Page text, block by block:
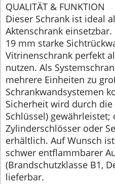
QUALITÄT & FUNKTION
Dieser Schrank ist ideal
Aktenschrank
19 mm starke
Vitrinenschrank perfekt
nutzen. Als
mehrere Einheiten zu
Schrankwandsystemen
Sicherheit wird durch
Schlüssel)
Zylinderschlösser oder
erhältlich. Auf Wunsch
schwer entflammbarer
(Brandschutzklasse B1,
lieferbar.